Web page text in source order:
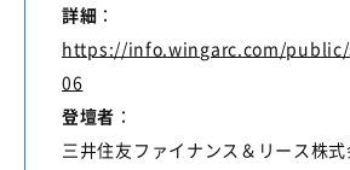
詳細 ：
https://info.wingarc.com/
06
登壇者 ：
三井住友ファイナンス＆リース株